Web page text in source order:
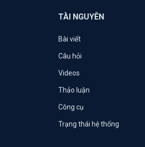
TÀI NGUYÊN
Bài viết
Câu hỏi
Videos
Thảo luận
Công cụ
Trạng thái hệ thống